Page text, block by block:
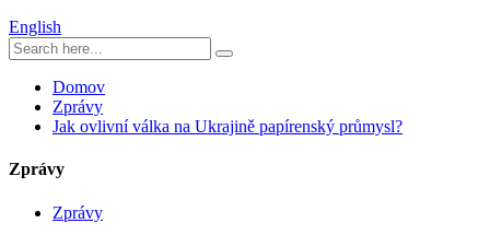
English
Domov
Zprávy
Jak ovlivní válka na Ukrajině papírenský průmysl?
Zprávy
Zprávy